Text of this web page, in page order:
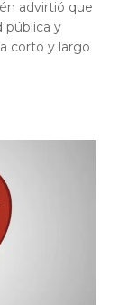
advirtió que
pública y
corto y largo